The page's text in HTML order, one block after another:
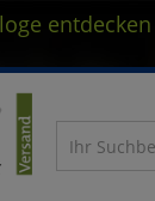
entdecken